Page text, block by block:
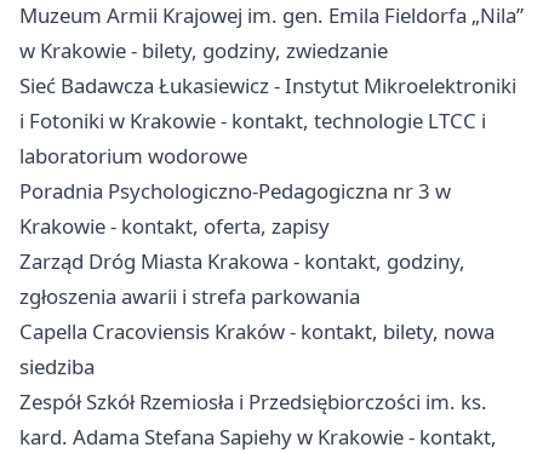
Muzeum Armii Krajowej im. gen. Emila Fieldorfa „Nila”
w Krakowie - bilety, godziny, zwiedzanie
Sieć Badawcza Łukasiewicz - Instytut Mikroelektroniki
i Fotoniki w Krakowie - kontakt, technologie LTCC i
laboratorium wodorowe
Poradnia Psychologiczno-Pedagogiczna nr 3 w
Krakowie - kontakt, oferta, zapisy
Zarząd Dróg Miasta Krakowa - kontakt, godziny,
zgłoszenia awarii i strefa parkowania
Capella Cracoviensis Kraków - kontakt, bilety, nowa
siedziba
Zespół Szkół Rzemiosła i Przedsiębiorczości im. ks.
kard. Adama Stefana Sapiehy w Krakowie - kontakt,